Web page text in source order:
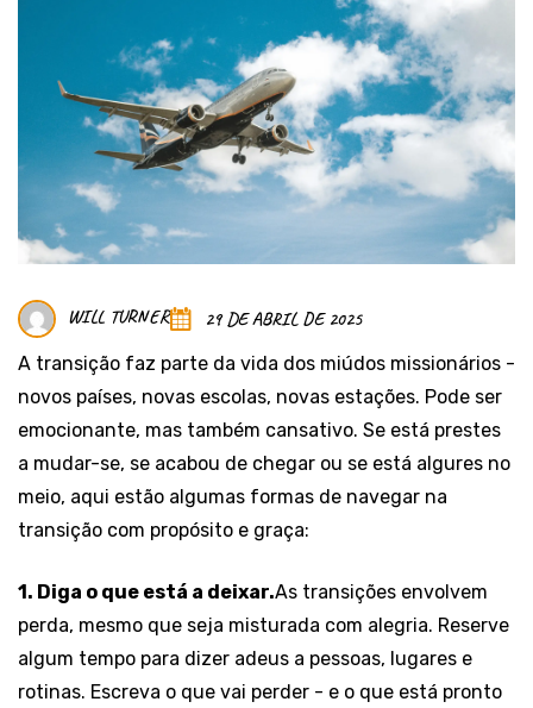
WILL TURNER 29 DE ABRIL DE 2025
A transição faz parte da vida dos miúdos missionários -
novos países, novas escolas, novas estações. Pode ser
emocionante, mas também cansativo. Se está prestes
a mudar-se, se acabou de chegar ou se está algures no
meio, aqui estão algumas formas de navegar na
transição com propósito e graça:
1. Diga o que está a deixar.As transições envolvem
perda, mesmo que seja misturada com alegria. Reserve
algum tempo para dizer adeus a pessoas, lugares e
rotinas. Escreva o que vai perder - e o que está pronto